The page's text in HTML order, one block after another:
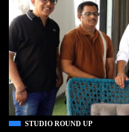
STUDIO ROUND UP